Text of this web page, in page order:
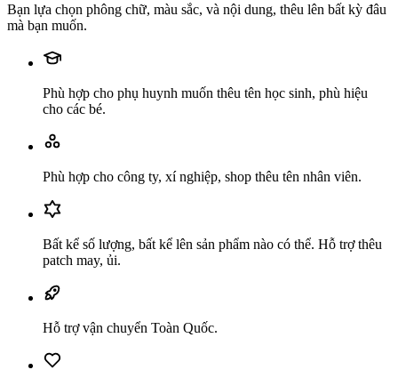
Bạn lựa chọn phông chữ, màu sắc, và nội dung, thêu lên bất kỳ đâu
mà bạn muốn.
Phù hợp cho phụ huynh muốn thêu tên học sinh, phù hiệu
cho các bé.
Phù hợp cho công ty, xí nghiệp, shop thêu tên nhân viên.
Bất kể số lượng, bất kể lên sản phẩm nào có thể. Hỗ trợ thêu
patch may, ủi.
Hỗ trợ vận chuyển Toàn Quốc.